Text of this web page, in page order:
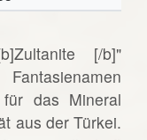
[/b]"
für das Mineral
aus der Türkei.